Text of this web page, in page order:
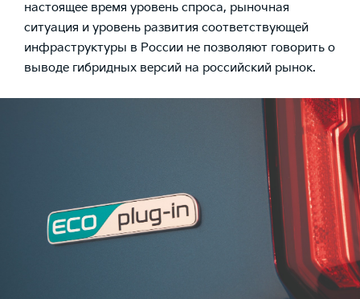
настоящее время уровень спроса, рыночная
ситуация и уровень развития соответствующей
инфраструктуры в России не позволяют говорить о
выводе гибридных версий на российский рынок.